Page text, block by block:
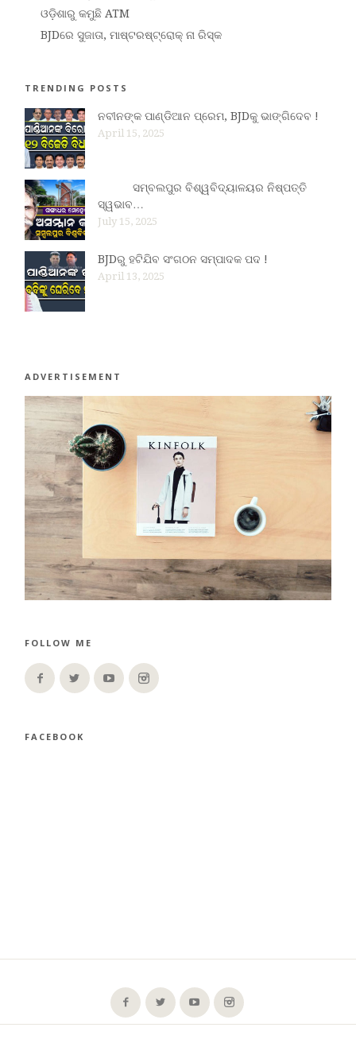
ଓଡ଼ିଶାରୁ କମୁଛି ATM
BJDରେ ସୁଜାତା, ମାଷ୍ଟରଷ୍ଟ୍ରୋକ୍ ନା ରିସ୍କ
TRENDING POSTS
ନବୀନଙ୍କ ପାଣ୍ଡିଆନ ପ୍ରେମ, BJDକୁ ଭାଙ୍ଗିଦେବ !
April 15, 2025
ସମ୍ବଲପୁର ବିଶ୍ୱବିଦ୍ୟାଳୟର ନିଷ୍ପତ୍ତି
ସ୍ୱଭାବ…
July 15, 2025
BJDରୁ ହଟିଯିବ ସଂଗଠନ ସମ୍ପାଦକ ପଦ !
April 13, 2025
ADVERTISEMENT
FOLLOW ME
FACEBOOK